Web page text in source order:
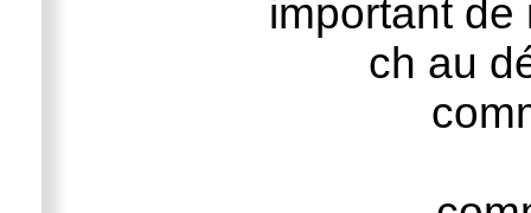
important
ch au